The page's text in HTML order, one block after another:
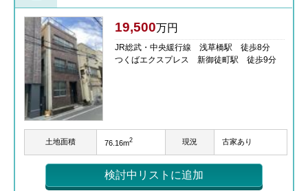
19,500万円
JR総武・中央緩行線 浅草橋駅 徒歩8分
つくばエクスプレス 新御徒町駅 徒歩9分
土地面積 76.16m2 現況 古家あり
検討中リストに追加